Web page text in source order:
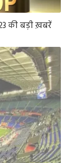
की बड़ी ख़बरें